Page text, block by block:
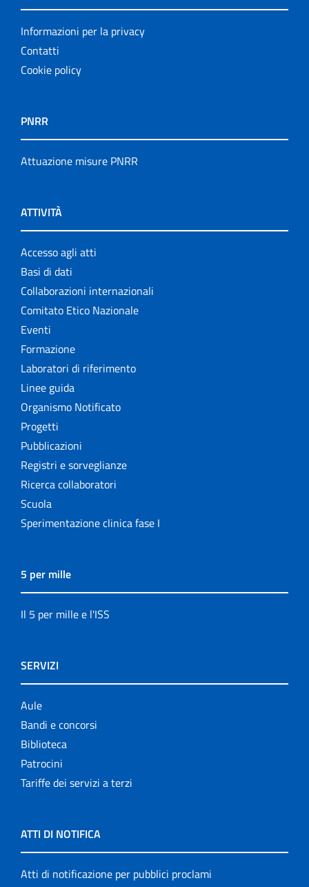
Informazioni per la privacy
Contatti
Cookie policy
PNRR
Attuazione misure PNRR
ATTIVITÀ
Accesso agli atti
Basi di dati
Collaborazioni internazionali
Comitato Etico Nazionale
Eventi
Formazione
Laboratori di riferimento
Linee guida
Organismo Notificato
Progetti
Pubblicazioni
Registri e sorveglianze
Ricerca collaboratori
Scuola
Sperimentazione clinica fase I
5 per mille
Il 5 per mille e l'ISS
SERVIZI
Aule
Bandi e concorsi
Biblioteca
Patrocini
Tariffe dei servizi a terzi
ATTI DI NOTIFICA
Atti di notificazione per pubblici proclami